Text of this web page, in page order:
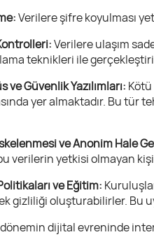
Verilere şifre koyulması
Verilere ulaşım
teknikleri ile
Güvenlik Yazılımları:
yer almaktadır. Bu tür
ve Anonim Hale
verilerin yetkisi olmayan
ve Eğitim:
gizliliği oluşturabilirler. Bu
dönemin dijital evreninde